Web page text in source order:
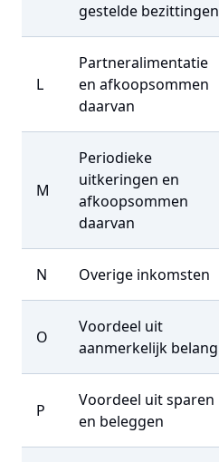
gestelde bezittingen
L
Partneralimentatie
en afkoopsommen
daarvan
M
Periodieke
uitkeringen en
afkoopsommen
daarvan
N Overige inkomsten
O
Voordeel uit
aanmerkelijk belang
P
Voordeel uit sparen
en beleggen